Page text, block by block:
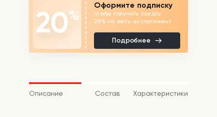
20%
Оформите подписку
чтобы получить скидку
20% на весь ассортимент
Подробнее
Описание Состав Характеристики